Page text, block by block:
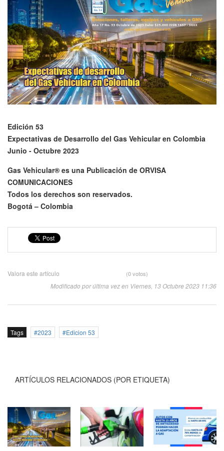
Edición 53
Expectativas de Desarrollo del Gas Vehicular en Colombia
Junio - Octubre 2023
Gas Vehicular® es una Publicación de ORVISA
COMUNICACIONES
Todos los derechos son reservados.
Bogotá – Colombia
Valora este artículo (0 votos)
Modificado por última vez en Viernes, 13 Octubre 2023 11:36
Tags 2023 Edicion 53
ARTÍCULOS RELACIONADOS (POR ETIQUETA)